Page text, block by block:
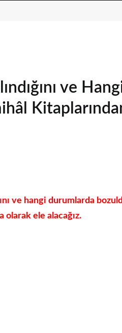
ve
ve hangi durumlarda
olarak ele alacağız.